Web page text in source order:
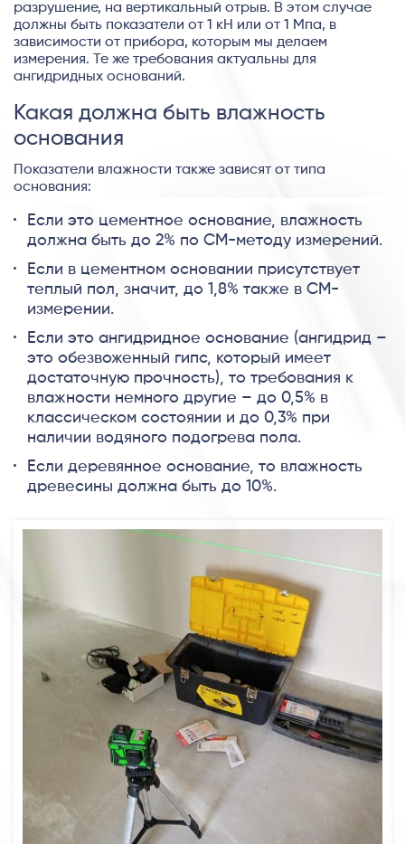
разрушение, на вертикальный отрыв. В этом случае
должны быть показатели от 1 кН или от 1 Мпа, в
зависимости от прибора, которым мы делаем
измерения. Те же требования актуальны для
ангидридных оснований.
Какая должна быть влажность
основания
Показатели влажности также зависят от типа
основания:
Если это цементное основание, влажность
должна быть до 2% по СМ-методу измерений.
Если в цементном основании присутствует
теплый пол, значит, до 1,8% также в СМ-
измерении.
Если это ангидридное основание (ангидрид –
это обезвоженный гипс, который имеет
достаточную прочность), то требования к
влажности немного другие – до 0,5% в
классическом состоянии и до 0,3% при
наличии водяного подогрева пола.
Если деревянное основание, то влажность
древесины должна быть до 10%.